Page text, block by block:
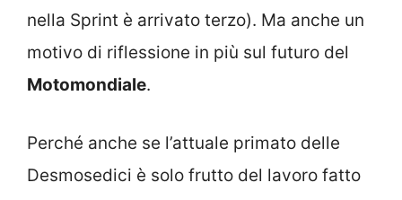
nella Sprint è arrivato terzo). Ma anche un
motivo di riflessione in più sul futuro del
Motomondiale.
Perché anche se l’attuale primato delle
Desmosedici è solo frutto del lavoro fatto